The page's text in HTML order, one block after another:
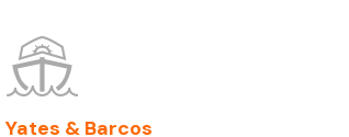
Yates & Barcos